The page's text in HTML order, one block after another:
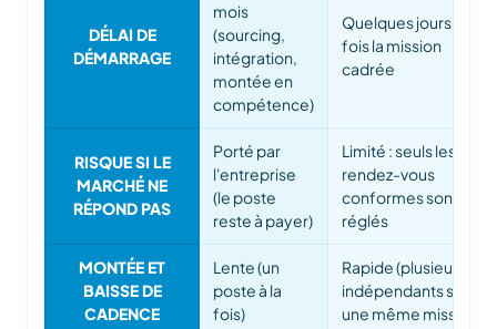
DÉLAI DE
DÉMARRAGE
mois
(sourcing,
intégration,
montée en
compétence)
Quelques jours une
fois la mission
cadrée
RISQUE SI LE
MARCHÉ NE
RÉPOND PAS
Porté par
l'entreprise
(le poste
reste à payer)
Limité : seuls les
rendez-vous
conformes sont
réglés
MONTÉE ET
BAISSE DE
CADENCE
Lente (un
poste à la
fois)
Rapide (plusieurs
indépendants sur
une même mission)